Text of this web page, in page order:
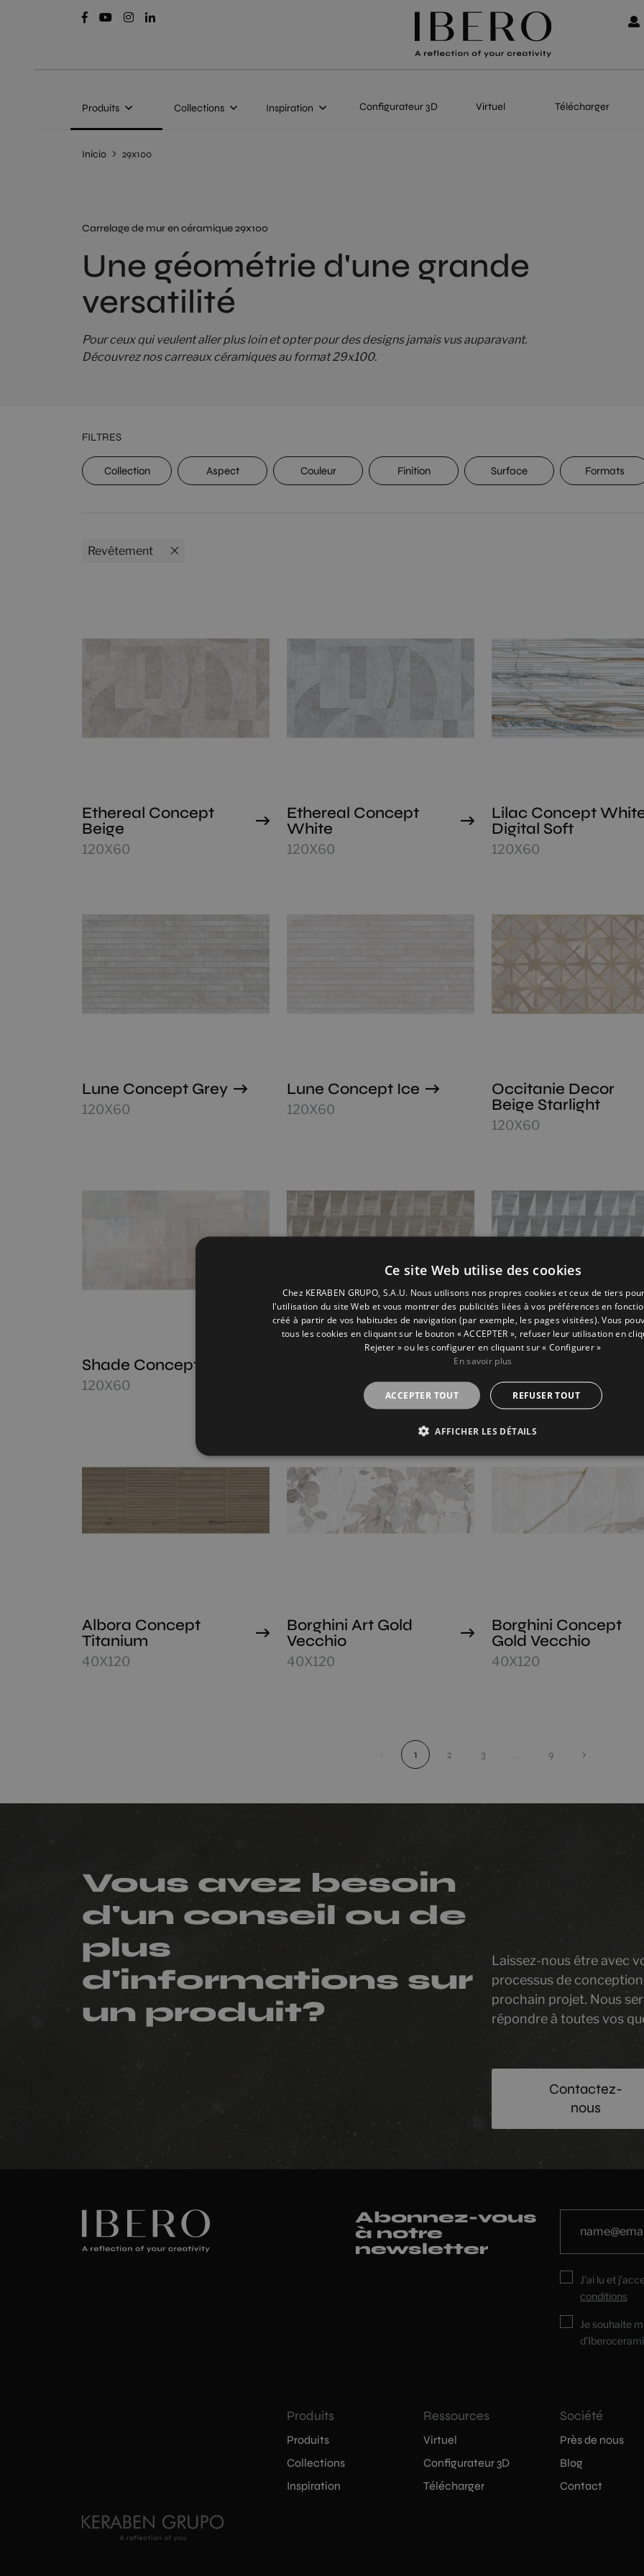
Produits Collections Inspiration Configurateur 3D Virtuel Télécharger
Inicio 29x100
Carrelage de mur en céramique 29x100
Une géométrie d'une grande
versatilité
Pour ceux qui veulent aller plus loin et opter pour des designs jamais vus auparavant.
Découvrez nos carreaux céramiques au format 29x100.
FILTRES
Collection Aspect Couleur Finition Surface Formats
Revêtement
Ethereal Concept
Beige
120X60
Ethereal Concept
White
120X60
Lilac Concept
Digital Soft
120X60
Lune Concept Grey
120X60
Lune Concept Ice
120X60
Occitanie Decor
Beige Starlight
120X60
Shade Concept Mix
120X60
Strata Concept Light
120X60
Albora Concept
Titanium
40X120
Borghini Art Gold
Vecchio
40X120
Borghini Concept
Gold Vecchio
40X120
1 2 3 9 ›
Vous avez besoin
d'un conseil ou de
plus
d'informations sur
un produit?
Laissez-nous être avec
processus de
prochain projet. Nous
répondre à toutes vos
Contactez-
nous
Abonnez-vous
à notre
newsletter
J’ai lu et
conditions
Je souhaite
Produits
Produits
Collections
Inspiration
Ressources
Virtuel
Configurateur 3D
Télécharger
Société
Près de nous
Blog
Contact
Ce site Web utilise des cookies
Chez KERABEN GRUPO, S.A.U. Nous utilisons nos propres cookies et ceux de tiers
l'utilisation du site Web et vous montrer des publicités liées à vos préférences en
créé à partir de vos habitudes de navigation (par exemple, les pages visitées). Vous
tous les cookies en cliquant sur le bouton « ACCEPTER », refuser leur utilisation en
Rejeter » ou les configurer en cliquant sur « Configurer »
En savoir plus
ACCEPTER TOUT REFUSER TOUT
AFFICHER LES DÉTAILS